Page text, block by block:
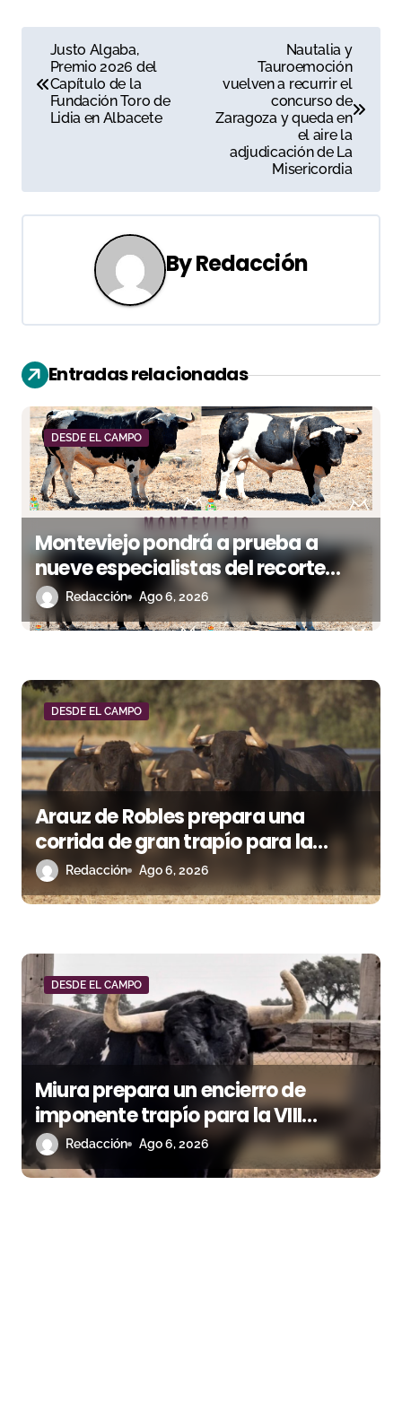
a
g
a
ó
n
d
e
e
n
t
a
d
a
s
Justo Algaba,
Premio 2026 del
Capítulo de la
Fundación Toro de
Lidia en Albacete
Nautalia y
Tauroemoción
vuelven a recurrir el
concurso de
Zaragoza y queda en
el aire la
adjudicación de La
Misericordia
ByRedacción
Entradas relacionadas
DESDE EL CAMPO
Monteviejo pondrá a prueba a
nueve especialistas del recorte
mañana en Villaseca
Redacción Ago 6, 2026
DESDE EL CAMPO
Arauz de Robles prepara una
corrida de gran trapío para la
despedida de Víctor Puerto en
Ciudad Real (Vídeo)
Redacción Ago 6, 2026
DESDE EL CAMPO
Miura prepara un encierro de
imponente trapío para la VIII
Corrida Magallánica
Redacción Ago 6, 2026